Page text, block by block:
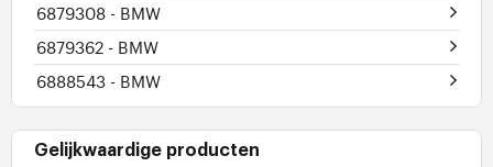
6879308 - BMW
6879362 - BMW
6888543 - BMW
Gelijkwaardige producten